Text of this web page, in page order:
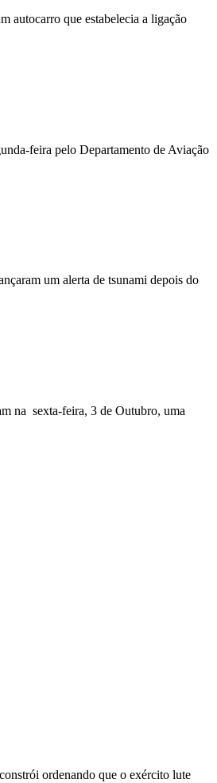
autocarro que estabelecia a ligação
feira pelo Departamento de Aviação
um alerta de tsunami depois do
na sexta-feira, 3 de Outubro, uma
ordenando que o exército lute